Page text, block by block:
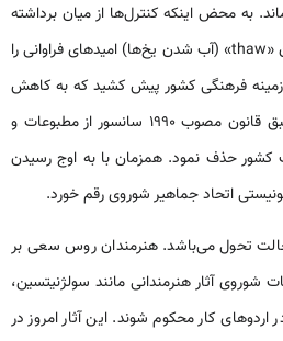
به محض اینکه کنترل‌ها از میان برداشته
شدند، تمایلات نهفته ظاهر گردید. در اواخر دهه 1950 و اوایل دهه 1960 اصلاحات Khrusсhev تحت عنوان «thaw» (آب شدن یخ‌ها) امیدهای فراوانی را
1980، گورباچف تغییرات عمده‌ای را در زمینه فرهنگی کشور پیش کشید که به کاهش
فشار عقیدتی و ایدئولوژیکی رسانه‌ها و کنترل اداری مؤسسات آموزشی و فرهنگی کشور منجر گردید. طبق قانون مصوب 1990 سانسور از مطبوعات و
از روی بخش فرهنگ کشور حذف نمود. همزمان با به اوج رسیدن
اتحاد جماهیر شوروی رقم خورد.
شوروی در سال 1991 در حالت تحول می‌باشد. هنرمندان روس سعی بر
آثار هنرمندانی مانند سولژنیتسین،
کار محکوم شوند. این آثار امروز در